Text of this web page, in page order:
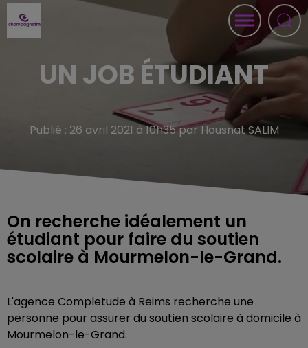
UN JOB ÉTUDIANT
Publié : 26 avril 2021 à 10h35 par Housnat SALIM
On recherche idéalement un
étudiant pour faire du soutien
scolaire à Mourmelon-le-Grand.
L'agence Completude à Reims recherche une
personne pour assurer du soutien scolaire à domicile à
Mourmelon-le-Grand.